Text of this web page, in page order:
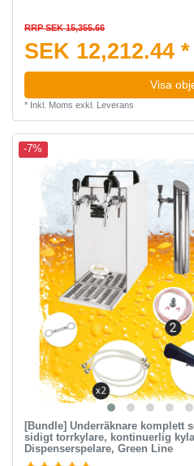
RRP SEK 15,355.66
SEK 12,212.44 *
Visa
* Inkl. Moms exkl. Leverans
-7%
[Bundle] Underräknare komplett
sidigt torrkylare, kontinuerlig
Dispenserspelare, Green Line